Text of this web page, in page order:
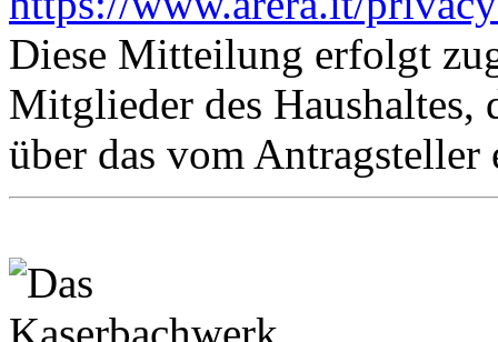
Diese Mitteilung erfolgt
Mitglieder des Haushaltes,
über das vom